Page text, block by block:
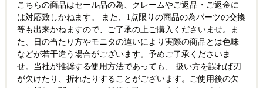
こちらの商品はセール品の為、クレームやご返品・ご返金に
は対応致しかねます。 また、1点限りの商品の為パーツの交換
等も出来かねますので、ご了承の上ご購入くださいませ。 ま
た、日の当たり方やモニタの違いにより実際の商品とは色味
などが若干違う場合がございます。 予めご了承くださいま
せ。 当社が推奨する使用方法であっても、 扱い方を誤れば刃
が欠けたり、折れたりすることがございます。 ご使用後の欠